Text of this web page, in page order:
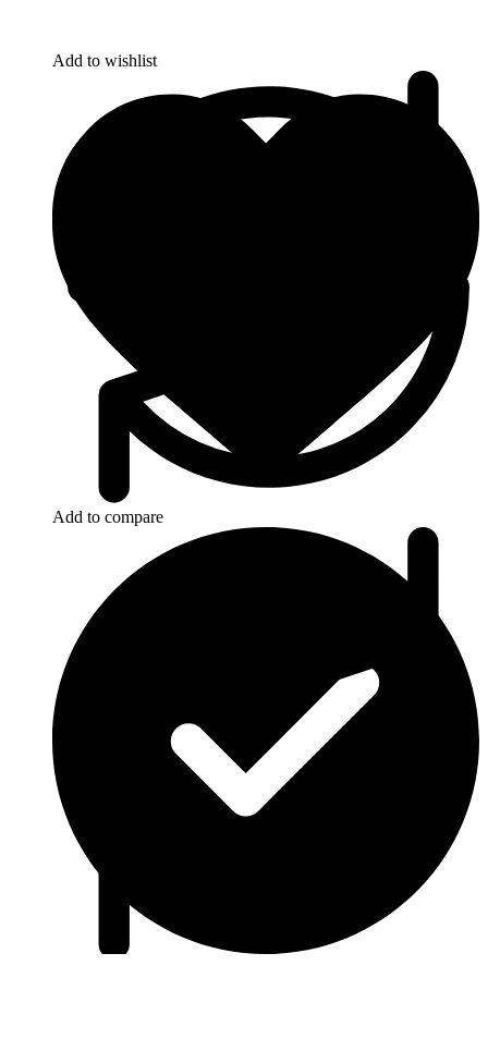
Add to wishlist
Add to compare